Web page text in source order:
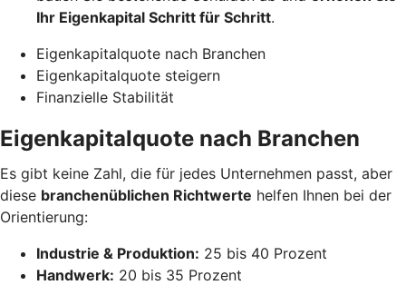
Ihr Eigenkapital Schritt für Schritt.
Eigenkapitalquote nach Branchen
Eigenkapitalquote steigern
Finanzielle Stabilität
Eigenkapitalquote nach Branchen
Es gibt keine Zahl, die für jedes Unternehmen passt, aber
diese branchenüblichen Richtwerte helfen Ihnen bei der
Orientierung:
Industrie & Produktion: 25 bis 40 Prozent
Handwerk: 20 bis 35 Prozent